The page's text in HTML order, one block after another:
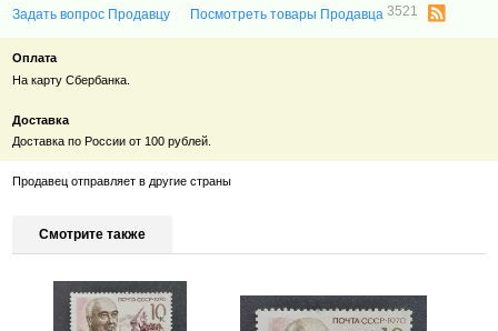
Задать вопрос Продавцу Посмотреть товары Продавца3521
Оплата
На карту Сбербанка.
Доставка
Доставка по России от 100 рублей.
Продавец отправляет в другие страны
Смотрите также